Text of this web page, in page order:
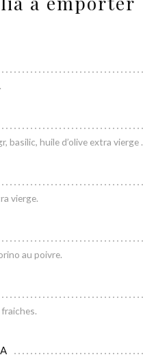
basilic, huile d’olive extra vierge .
vierge.
au poivre.